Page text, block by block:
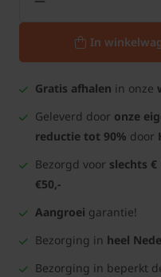
In
Gratis afhalen in onze
Geleverd door onze
reductie tot 90% door
Bezorgd voor slechts €
€50,-
Aangroei garantie!
Bezorging in heel
Bezorging in beperkt